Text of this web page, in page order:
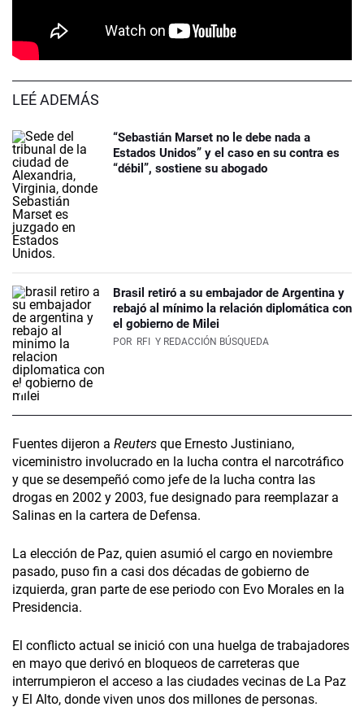
LEÉ ADEMÁS
“Sebastián Marset no le debe nada a
Estados Unidos” y el caso en su contra es
“débil”, sostiene su abogado
Brasil retiró a su embajador de Argentina y
rebajó al mínimo la relación diplomática con
el gobierno de Milei
POR RFI Y REDACCIÓN BÚSQUEDA
Fuentes dijeron a Reuters que Ernesto Justiniano,
viceministro involucrado en la lucha contra el narcotráfico
y que se desempeñó como jefe de la lucha contra las
drogas en 2002 y 2003, fue designado para reemplazar a
Salinas en la cartera de Defensa.
La elección de Paz, quien asumió el cargo en noviembre
pasado, puso fin a casi dos décadas de gobierno de
izquierda, gran parte de ese periodo con Evo Morales en la
Presidencia.
El conflicto actual se inició con una huelga de trabajadores
en mayo que derivó en bloqueos de carreteras que
interrumpieron el acceso a las ciudades vecinas de La Paz
y El Alto, donde viven unos dos millones de personas.